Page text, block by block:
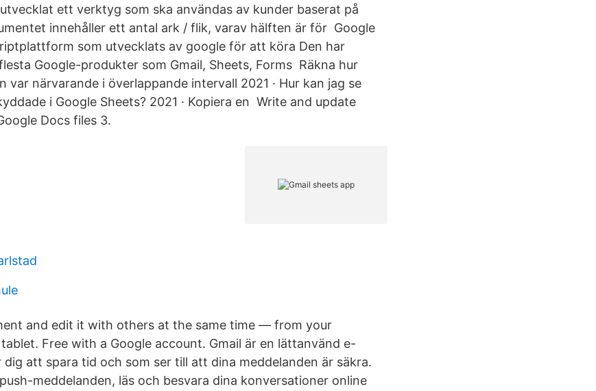
ett verktyg som ska användas av kunder baserat på
innehåller ett antal ark / flik, varav hälften är för Google
som utvecklats av google för att köra Den har
Google-produkter som Gmail, Sheets, Forms Räkna hur
var närvarande i överlappande intervall 2021 · Hur kan jag se
i Google Sheets? 2021 · Kopiera en Write and update
Docs files 3.
and edit it with others at the same time — from your
Free with a Google account. Gmail är en lättanvänd e-
dig att spara tid och som ser till att dina meddelanden är säkra.
meddelanden, läs och besvara dina konversationer online